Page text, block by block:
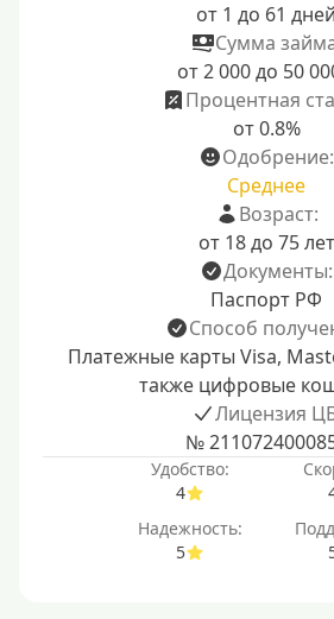
от 1 до 61 дней
Сумма
от 2 000 до 50
Процентная
от 0.8%
Одобрение:
Среднее
Возраст:
от 18 до 75 лет
Документы:
Паспорт РФ
Способ
Платежные карты Visa,
также цифровые
Лицензия
№
Удобство:
4
Надежность:
5